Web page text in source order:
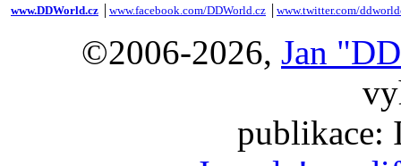
www.DDWorld.cz www.facebook.com/DDWorld.cz www.twitter.com/
©2006-2026, Jan
publikace: